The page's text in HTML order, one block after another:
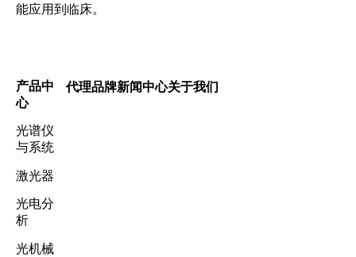
能应用到临床。
产品中
心
光谱仪
与系统
激光器
光电分
析
光机械
代理品牌新闻中心关于我们